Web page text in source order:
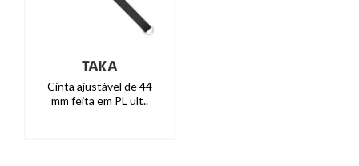
TAKA
Cinta ajustável de 44
mm feita em PL ult..